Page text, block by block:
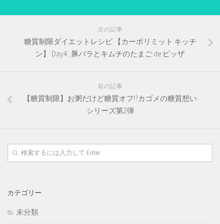
次の記事
糖質制限ダイエットレシピ 【カーボリミット キッチ
ン】 Day4 : 豚バラとキムチのたまご de ピッザ
前の記事
【糖質制限】お粥だけど糖質オフ!?カゴメの糖質想い
シリーズ第2弾
カテゴリー
未分類